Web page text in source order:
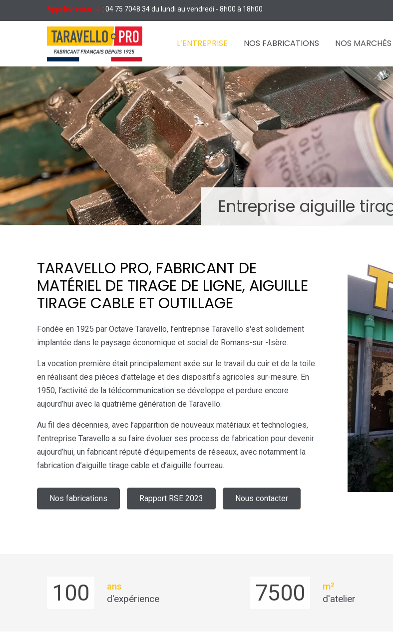
Appelez-nous au : 04 75 7048 34 du lundi au vendredi - 8h00 à 18h00
L’ENTREPRISE NOS FABRICATIONS NOS MARCHÉS
Entreprise aiguille
TARAVELLO PRO, FABRICANT DE
MATÉRIEL DE TIRAGE DE LIGNE, AIGUILLE
TIRAGE CABLE ET OUTILLAGE
Fondée en 1925 par Octave Taravello, l’entreprise Taravello s'est solidement
implantée dans le paysage économique et social de Romans-sur -Isère.
La vocation première était principalement axée sur le travail du cuir et de la toile
en réalisant des pièces d’attelage et des dispositifs agricoles sur-mesure. En
1950, l’activité de la télécommunication se développe et perdure encore
aujourd’hui avec la quatrième génération de Taravello.
Au fil des décennies, avec l’apparition de nouveaux matériaux et technologies,
l’entreprise Taravello a su faire évoluer ses process de fabrication pour devenir
aujourd’hui, un fabricant réputé d’équipements de réseaux, avec notamment la
fabrication d’aiguille tirage cable et d’aiguille fourreau.
Nos fabrications Rapport RSE 2023 Nous contacter
100
ans
d'expérience
7500
m²
d'atelier